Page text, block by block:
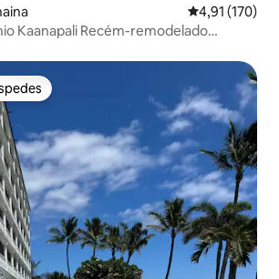
4,91 de uma
4,91 (170)
Kaanapali Recém-remodelado